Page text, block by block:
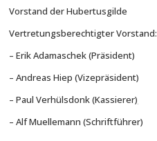
Vorstand der Hubertusgilde
Vertretungsberechtigter Vorstand:
– Erik Adamaschek (Präsident)
– Andreas Hiep (Vizepräsident)
– Paul Verhülsdonk (Kassierer)
– Alf Muellemann (Schriftführer)